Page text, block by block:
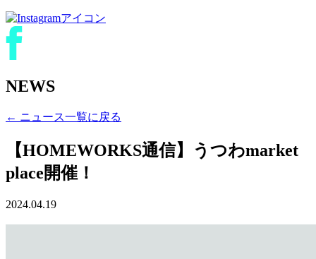
NEWS
← ニュース一覧に戻る
【HOMEWORKS通信】うつわmarket
place開催！
2024.04.19